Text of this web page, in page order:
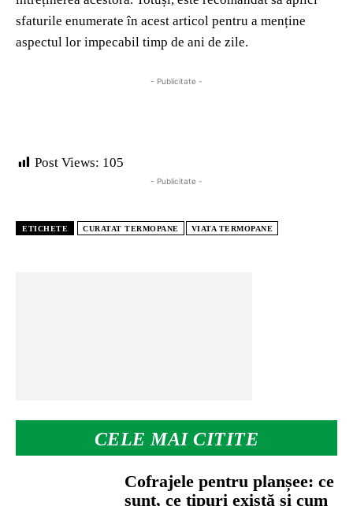
CELE MAI CITITE
Cofrajele pentru planșee: ce
sunt, ce tipuri există și cum
sfaturile enumerate în acest articol pentru a menține
aspectul lor impecabil timp de ani de zile.
- Publicitate -
Post Views: 105
- Publicitate -
ETICHETE CURATAT TERMOPANE VIATA TERMOPANE